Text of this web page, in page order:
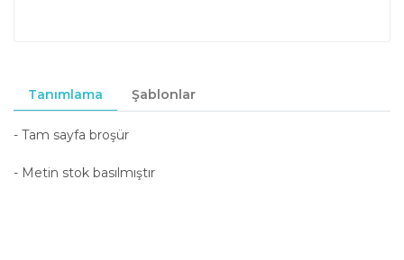
Tanımlama Şablonlar
- Tam sayfa broşür
- Metin stok basılmıştır